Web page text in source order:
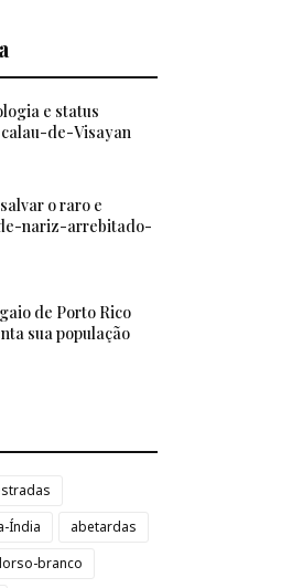
e status
de-Visayan
o raro e
nariz-arrebitado-
de Porto Rico
sua população
Índia
abetardas
branco